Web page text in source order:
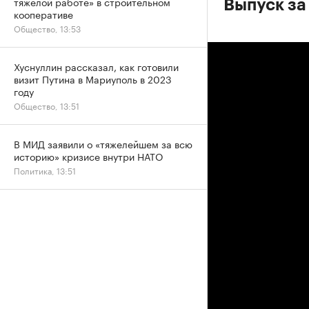
Выпуск
кооперативе
Общество, 13:53
Хуснуллин рассказал, как готовили
визит Путина в Мариуполь в 2023
году
Общество, 13:51
В МИД заявили о «тяжелейшем за всю
историю» кризисе внутри НАТО
Политика, 13:51